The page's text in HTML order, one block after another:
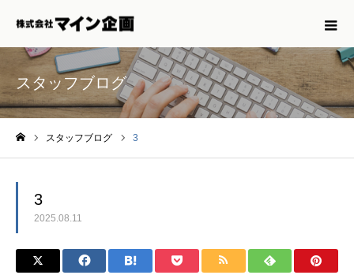
スタッフブログ
スタッフブログ 3
3
2025.08.11